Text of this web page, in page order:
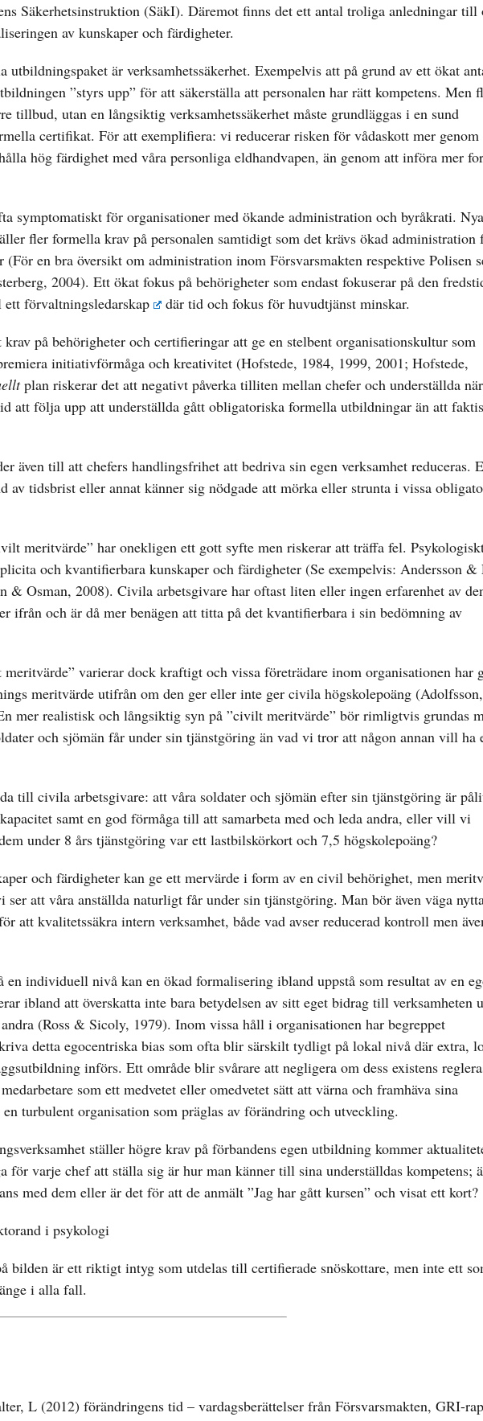
Säkerhetsinstruktion (SäkI). Däremot finns det ett antal troliga anledningar till
av kunskaper och färdigheter.
är verksamhetssäkerhet. Exempelvis att på grund av ett ökat
”styrs upp” för att säkerställa att personalen har rätt kompetens. Men
tillbud, utan en långsiktig verksamhetssäkerhet måste grundläggas i en sund
certifikat. För att exemplifiera: vi reducerar risken för vådaskott mer genom
hög färdighet med våra personliga eldhandvapen, än genom att införa mer
symptomatiskt för organisationer med ökande administration och byråkrati. Nya
fler formella krav på personalen samtidigt som det krävs ökad administration
en bra översikt om administration inom Försvarsmakten respektive Polisen
2004). Ett ökat fokus på behörigheter som endast fokuserar på den
ett förvaltningsledarskap
där tid och fokus för huvudtjänst minskar.
på behörigheter och certifieringar att ge en stelbent organisationskultur som
initiativförmåga och kreativitet (Hofstede, 1984, 1999, 2001; Hofstede,
plan riskerar det att negativt påverka tilliten mellan chefer och underställda
att följa upp att underställda gått obligatoriska formella utbildningar än att
även till att chefers handlingsfrihet att bedriva sin egen verksamhet reduceras.
av tidsbrist eller annat känner sig nödgade att mörka eller strunta i vissa
meritvärde” har onekligen ett gott syfte men riskerar att träffa fel.
och kvantifierbara kunskaper och färdigheter (Se exempelvis: Andersson &
Osman, 2008). Civila arbetsgivare har oftast liten eller ingen erfarenhet av
ifrån och är då mer benägen att titta på det kvantifierbara i sin bedömning av
varierar dock kraftigt och vissa företrädare inom organisationen har
meritvärde utifrån om den ger eller inte ger civila högskolepoäng (Adolfsson,
mer realistisk och långsiktig syn på ”civilt meritvärde” bör rimligtvis grundas
och sjömän får under sin tjänstgöring än vad vi tror att någon annan vill ha
till civila arbetsgivare: att våra soldater och sjömän efter sin tjänstgöring är
samt en god förmåga till att samarbeta med och leda andra, eller vill vi
under 8 års tjänstgöring var ett lastbilskörkort och 7,5 högskolepoäng?
och färdigheter kan ge ett mervärde i form av en civil behörighet, men
ser att våra anställda naturligt får under sin tjänstgöring. Man bör även väga
att kvalitetssäkra intern verksamhet, både vad avser reducerad kontroll men
individuell nivå kan en ökad formalisering ibland uppstå som resultat av en
ibland att överskatta inte bara betydelsen av sitt eget bidrag till verksamheten
(Ross & Sicoly, 1979). Inom vissa håll i organisationen har begreppet
detta egocentriska bias som ofta blir särskilt tydligt på lokal nivå där extra,
införs. Ett område blir svårare att negligera om dess existens
som ett medvetet eller omedvetet sätt att värna och framhäva sina
turbulent organisation som präglas av förändring och utveckling.
ställer högre krav på förbandens egen utbildning kommer
varje chef att ställa sig är hur man känner till sina underställdas kompetens;
med dem eller är det för att de anmält ”Jag har gått kursen” och visat ett kort?
i psykologi
bilden är ett riktigt intyg som utdelas till certifierade snöskottare, men inte ett
i alla fall.
L (2012) förändringens tid – vardagsberättelser från Försvarsmakten, GRI-